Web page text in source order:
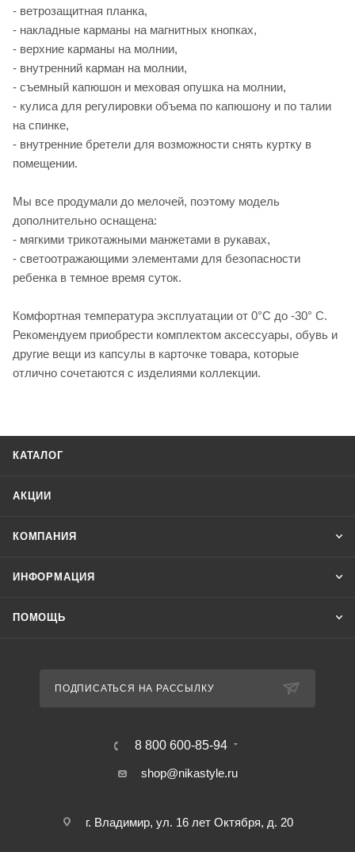
- ветрозащитная планка,
- накладные карманы на магнитных кнопках,
- верхние карманы на молнии,
- внутренний карман на молнии,
- съемный капюшон и меховая опушка на молнии,
- кулиса для регулировки объема по капюшону и по талии
на спинке,
- внутренние бретели для возможности снять куртку в
помещении.
Мы все продумали до мелочей, поэтому модель
дополнительно оснащена:
- мягкими трикотажными манжетами в рукавах,
- светоотражающими элементами для безопасности
ребенка в темное время суток.
Комфортная температура эксплуатации от 0°С до -30° С.
Рекомендуем приобрести комплектом аксессуары, обувь и
другие вещи из капсулы в карточке товара, которые
отлично сочетаются с изделиями коллекции.
КАТАЛОГ
АКЦИИ
КОМПАНИЯ
ИНФОРМАЦИЯ
ПОМОЩЬ
ПОДПИСАТЬСЯ НА РАССЫЛКУ
8 800 600-85-94
shop@nikastyle.ru
г. Владимир, ул. 16 лет Октября, д. 20